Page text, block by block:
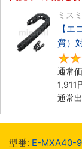
ミスミ
【
質）
ナッ
通常
1,911
通常
型番: E-MXA40-